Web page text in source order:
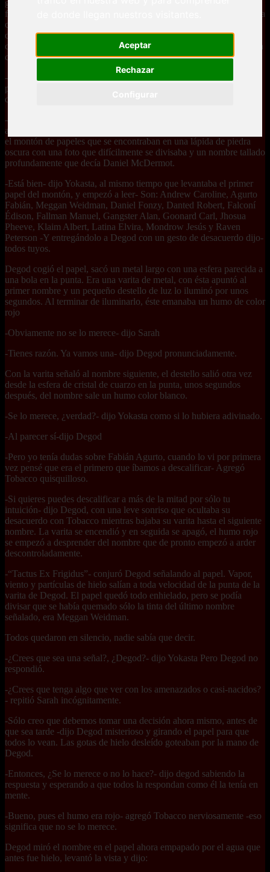
Aceptar
Rechazar
generaciones, la decisión para Degod, una persona alta de mirada
fija y pelo corto, era tan difícil como para Yokasta, una mujer tan alta
como Degod pero más delgada y mística. Se habían reunido en
donde acordaron con Tobacco Flobic y Sarah Demanger, dos
compañeros distintos pero unidos que ayudaban a esta gran elección
cada vez que sea necesario.
-Haber, tenemos sólo diez personas a escoger, pero tenemos catorce
personas en mente, debemos decidir bien a quien vamos a eliminar-
dijo Degod.
-Podríamos mirar en el interior de cada uno y ver si se lo merecen,
así podemos eliminar a los que no lo quieren- dijo Sarah, señalando
el montón de papeles que se encontraban en una lápida de piedra
oscura con una foto que difícilmente se divisaba y un nombre tallado
profundamente que decía Daniel McDermot.
-Está bien- dijo Yokasta, al mismo tiempo que levantaba el primer
papel del montón, y empezó a leer- Son: Andrew Caroline, Agurto
Fabián, Meggan Weidman, Daniel Fonzy, Danted Robert, Falconí
Édison, Fallman Manuel, Gangster Alan, Goonard Carl, Jhosua
Pheeve, Klaim Albert, Latina Elvira, Mondrow Jesús y Raven
Peterson -Y entregándolo a Degod con un gesto de desacuerdo dijo-
todos tuyos.
Degod cogió el papel, sacó un metal largo con una esfera parecida a
una bola en la punta. Era una varita de metal, con ésta apuntó al
primer nombre y un pequeño destello de luz lo iluminó por unos
segundos. Al terminar de iluminarlo, éste emanaba un humo de color
rojo
-Obviamente no se lo merece- dijo Sarah
-Tienes razón. Ya vamos una- dijo Degod pronunciadamente.
Con la varita señaló al nombre siguiente, el destello salió otra vez
desde la esfera de cristal de cuarzo en la punta, unos segundos
después, del nombre sale un humo color blanco.
-Se lo merece, ¿verdad?- dijo Yokasta como si lo hubiera adivinado.
-Al parecer sí-dijo Degod
-Pero yo tenía dudas sobre Fabián Agurto, cuando lo vi por primera
vez pensé que era el primero que íbamos a descalificar- Agregó
Tobacco quisquilloso.
-Si quieres puedes descalificar a más de la mitad por sólo tu
intuición- dijo Degod, con una leve sonriso que ocultaba su
desacuerdo con Tobacco mientras bajaba su varita hasta el siguiente
nombre. La varita se encendió y en seguida se apagó, el humo rojo
se empezó a desprender del nombre que de pronto empezó a arder
descontroladamente.
-“Tactus Ex Frigidus”- conjuró Degod señalando al papel. Vapor,
viento y partículas de hielo salían a toda velocidad de la punta de la
varita de Degod. El papel quedó todo enhielado, pero se podía
divisar que se había quemado sólo la tinta del último nombre
señalado, era Meggan Weidman.
Todos quedaron en silencio, nadie sabía que decir.
-¿Crees que sea una señal?, ¿Degod?- dijo Yokasta Pero Degod no
respondió.
-¿Crees que tenga algo que ver con los amenazados o casi-nacidos?
- repitió Sarah incógnitamente.
-Sólo creo que debemos tomar una decisión ahora mismo, antes de
que sea tarde -dijo Degod misterioso y girando el papel para que
todos lo vean. Las gotas de hielo desleído goteaban por la mano de
Degod.
-Entonces, ¿Se lo merece o no lo hace?- dijo degod sabiendo la
respuesta y esperando a que todos la respondan como él la tenía en
mente.
-Bueno, pues el humo era rojo- agregó Tobacco nerviosamente -eso
significa que no se lo merece.
Degod miró el nombre en el papel ahora empapado por el agua que
antes fue hielo, levantó la vista y dijo: